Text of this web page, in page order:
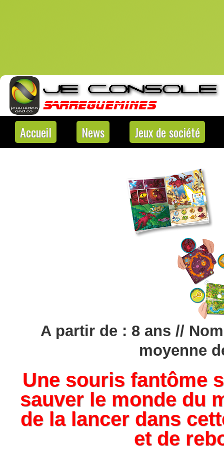
Accueil News Jeux de société
A partir de : 8 ans //
moyenne
Une souris fantôme
sauver le monde du
de la lancer dans
et de